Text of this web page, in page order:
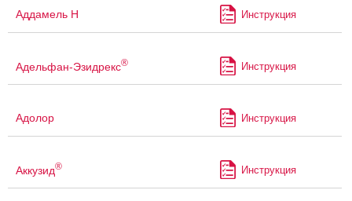
Аддамель Н Инструкция
Адельфан-Эзидрекс® Инструкция
Адолор Инструкция
Аккузид® Инструкция